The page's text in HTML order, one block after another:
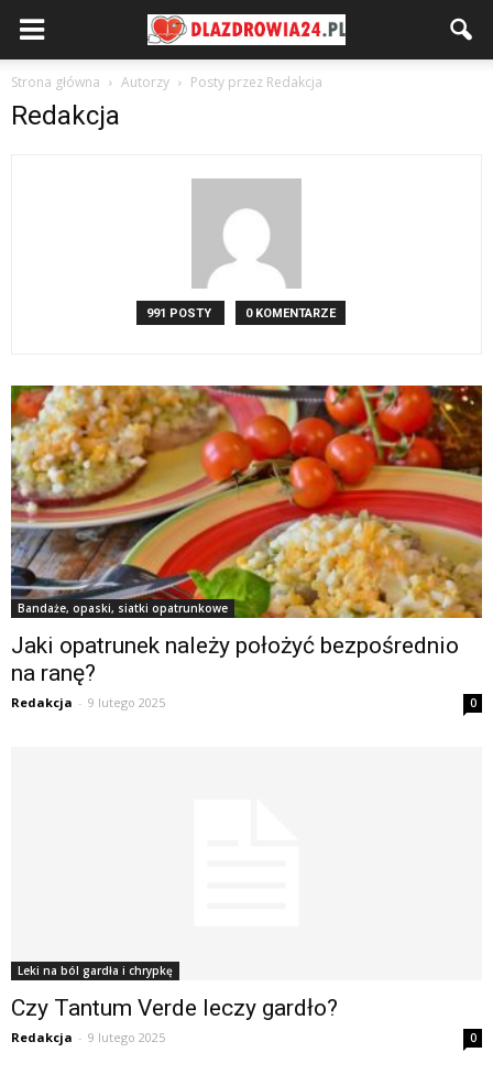
Strona główna Autorzy Posty przez Redakcja
Redakcja
991 POSTY 0 KOMENTARZE
Bandaże, opaski, siatki opatrunkowe
Jaki opatrunek należy położyć bezpośrednio
na ranę?
Redakcja - 9 lutego 2025 0
Leki na ból gardła i chrypkę
Czy Tantum Verde leczy gardło?
Redakcja - 9 lutego 2025 0